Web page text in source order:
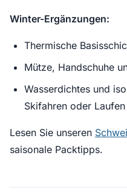
Winter-Ergänzungen:
Thermische
Mütze, Handschuhe
Wasserdichtes und
Skifahren oder
Lesen Sie unseren
saisonale Packtipps.